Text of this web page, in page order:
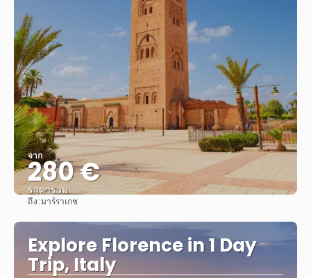
จาก
280 €
ราคารวม
ถึง:มาร์ราเกช
Explore Florence in 1 Day
Trip, Italy